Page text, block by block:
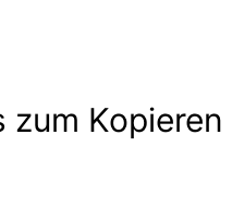
Kopieren